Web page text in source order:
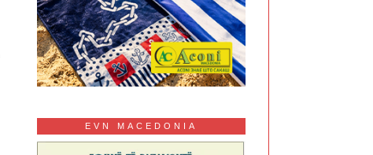
EVN MACEDONIA